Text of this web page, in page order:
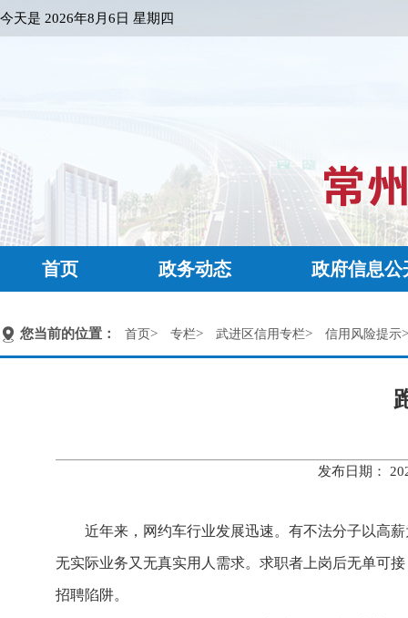
今天是 2026年8月6日 星期四
首页 政务动态 政府信息公
您当前的位置： 首页> 专栏> 武进区信用专栏> 信用风险提示
发布日期：
近年来，网约车行业发展迅速。有不法分子以高
无实际业务又无真实用人需求。求职者上岗后无单可
招聘陷阱。